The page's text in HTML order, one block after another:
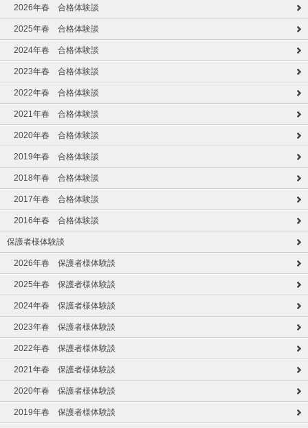
2026年春 合格体験談
2025年春 合格体験談
2024年春 合格体験談
2023年春 合格体験談
2022年春 合格体験談
2021年春 合格体験談
2020年春 合格体験談
2019年春 合格体験談
2018年春 合格体験談
2017年春 合格体験談
2016年春 合格体験談
保護者様体験談
2026年春 保護者様体験談
2025年春 保護者様体験談
2024年春 保護者様体験談
2023年春 保護者様体験談
2022年春 保護者様体験談
2021年春 保護者様体験談
2020年春 保護者様体験談
2019年春 保護者様体験談